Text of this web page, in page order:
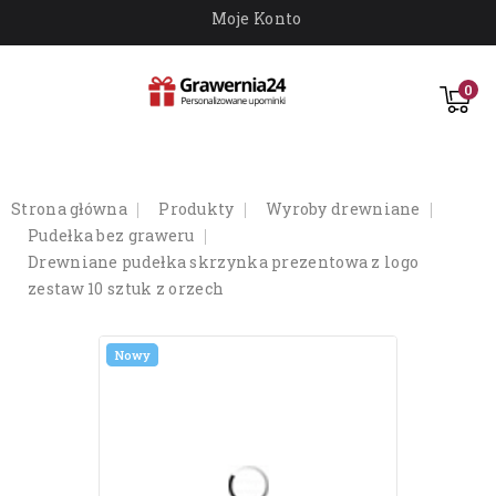
Moje Konto
0
strona główna produkty
wyroby drewniane
pudełka bez graweru
drewniane pudełka skrzynka prezentowa z logo
zestaw 10 sztuk z orzech
Nowy
Nowy